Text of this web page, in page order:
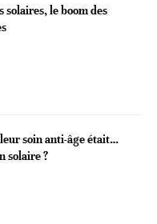
solaires, le boom des
soin anti-âge était…
solaire ?